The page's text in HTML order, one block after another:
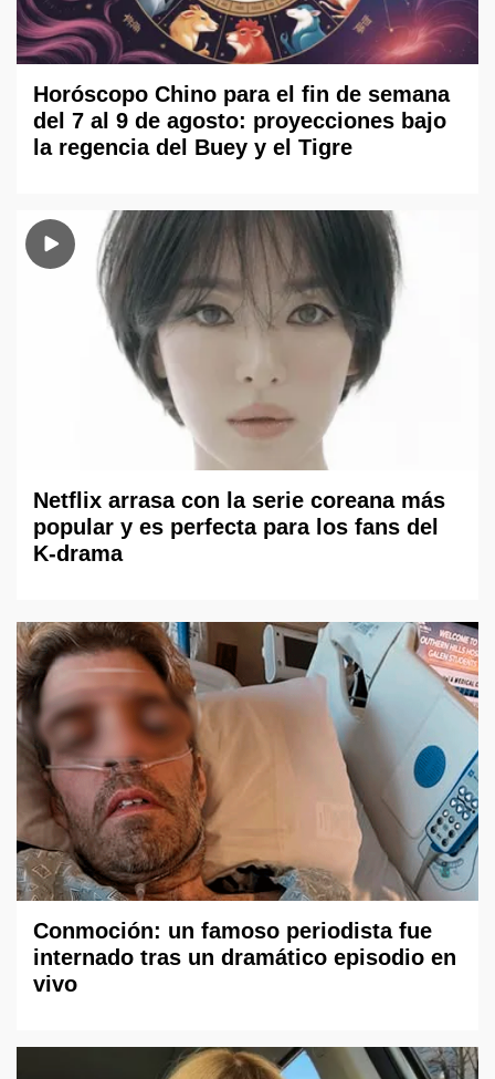
Horóscopo Chino para el fin de semana
del 7 al 9 de agosto: proyecciones bajo
la regencia del Buey y el Tigre
Netflix arrasa con la serie coreana más
popular y es perfecta para los fans del
K-drama
Conmoción: un famoso periodista fue
internado tras un dramático episodio en
vivo